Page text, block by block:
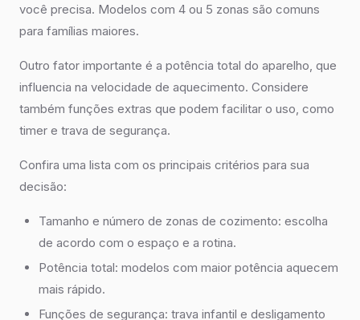
você precisa. Modelos com 4 ou 5 zonas são comuns
para famílias maiores.
Outro fator importante é a potência total do aparelho, que
influencia na velocidade de aquecimento. Considere
também funções extras que podem facilitar o uso, como
timer e trava de segurança.
Confira uma lista com os principais critérios para sua
decisão:
Tamanho e número de zonas de cozimento: escolha
de acordo com o espaço e a rotina.
Potência total: modelos com maior potência aquecem
mais rápido.
Funções de segurança: trava infantil e desligamento